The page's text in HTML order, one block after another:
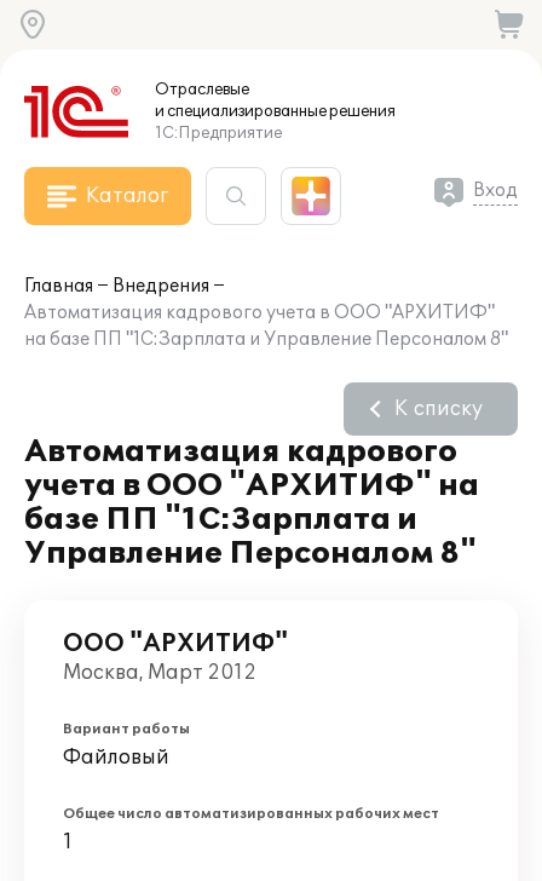
Отраслевые
и специализированныерешения
1С:Предприятие
Каталог Вход
Главная
Внедрения
Автоматизация кадрового учета в ООО "АРХИТИФ"
на базе ПП "1С:Зарплата и Управление Персоналом 8"
Автоматизация кадрового
учета в ООО "АРХИТИФ" на
базе ПП "1С:Зарплата и
Управление Персоналом 8"
К списку
ООО "АРХИТИФ"
Москва, Март 2012
Вариант работы
Файловый
Общее число автоматизированных рабочих мест
1